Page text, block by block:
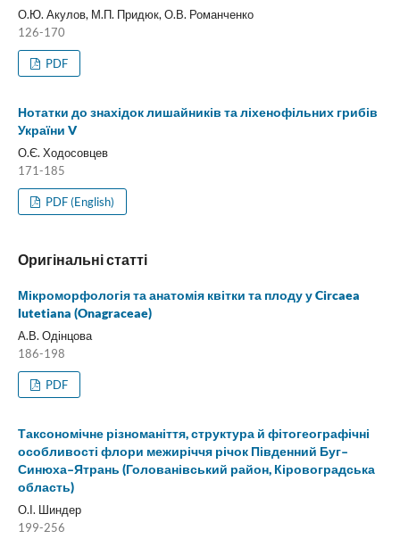
О.Ю. Акулов, М.П. Придюк, О.В. Романченко
126-170
PDF
Нотатки до знахідок лишайників та ліхенофільних грибів
України V
О.Є. Ходосовцев
171-185
PDF (English)
Оригінальні статті
Мікроморфологія та анатомія квітки та плоду у Circaea
lutetiana (Onagraceae)
А.В. Одінцова
186-198
PDF
Таксономічне різноманіття, структура й фітогеографічні
особливості флори межиріччя річок Південний Буг–
Синюха–Ятрань (Голованівський район, Кіровоградська
область)
О.І. Шиндер
199-256